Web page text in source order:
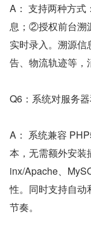
A： 支持两种方
息；②授权前台溯
实时录入。溯源
告、物流轨迹等，
Q6：系统对服务
A： 系统兼容
本，无需额外安装
inx/Apache、
性。同时支持自动
节奏。